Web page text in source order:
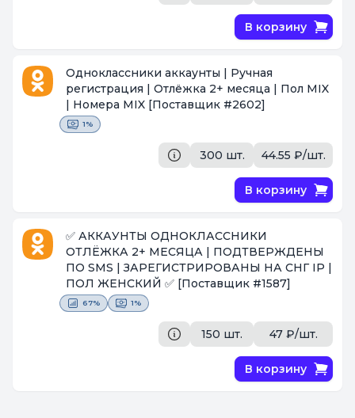
В корзину
Одноклассники аккаунты | Ручная
регистрация | Отлёжка 2+ месяца | Пол MIX
| Номера MIX [Поставщик #2602]
1%
300 шт. 44.55 ₽/шт.
В корзину
✅ АККАУНТЫ ОДНОКЛАССНИКИ
ОТЛЁЖКА 2+ МЕСЯЦА | ПОДТВЕРЖДЕНЫ
ПО SMS | ЗАРЕГИСТРИРОВАНЫ НА СНГ IP |
ПОЛ ЖЕНСКИЙ ✅ [Поставщик #1587]
67% 1%
150 шт. 47 ₽/шт.
В корзину